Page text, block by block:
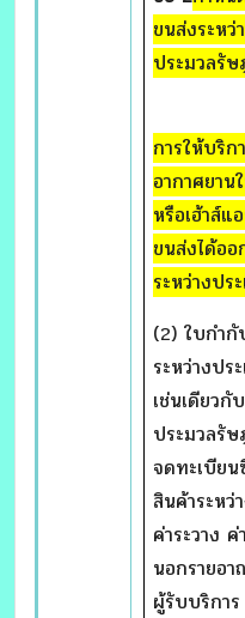
ขนส่งระห
ประมวลรั
การให้บริก
อากาศยาน
หรือเฮ้าส์
ขนส่งได้อ
ระหว่างปร
(2) ใบกำกั
ระหว่างปร
เช่นเดียว
ประมวลรั
จดทะเบีย
สินค้าระหว่
ค่าระวาง
นอกรายอ
ผู้รับบริการ